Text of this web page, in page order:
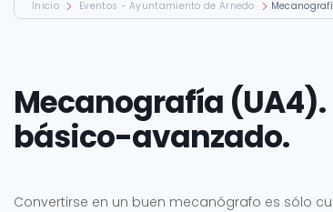
Inicio Eventos - Ayuntamiento de Arnedo
Mecanografía (UA4).
básico-avanzado.
Convertirse en un buen mecanógrafo es sólo